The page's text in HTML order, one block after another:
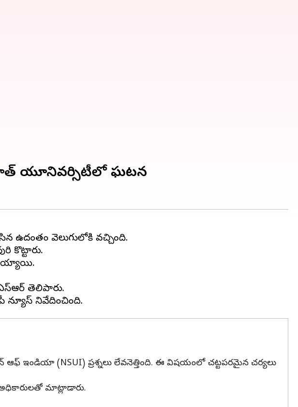
యూనివర్సిటీలో ఘటన
ఉదంతం వెలుగులోకి వచ్చింది.
కొట్టారు.
తెలిపారు.
ఇండియా (NSUI) ప్రశ్నలు లేవనెత్తింది. ఈ విషయంలో చట్టపరమైన చర్యలు
మాట్లాడారు.